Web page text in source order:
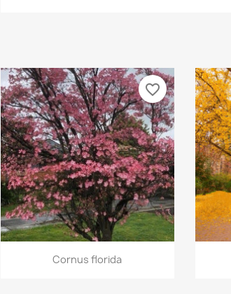
Vista rápida
Cornus florida
favorite_border